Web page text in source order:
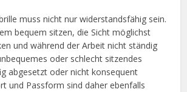
muss nicht nur widerstandsfähig sein.
bequem sitzen, die Sicht möglichst
und während der Arbeit nicht ständig
oder schlecht sitzendes
abgesetzt oder nicht konsequent
und Passform sind daher ebenfalls